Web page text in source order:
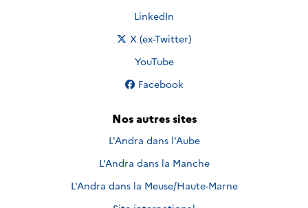
Nous suivre sur
LinkedIn
Nous suivre sur
X (ex-Twitter)
Nous suivre sur
YouTube
Nous suivre sur
Facebook
Nos autres sites
L'Andra dans l'Aube
L'Andra dans la Manche
L'Andra dans la Meuse/Haute-Marne